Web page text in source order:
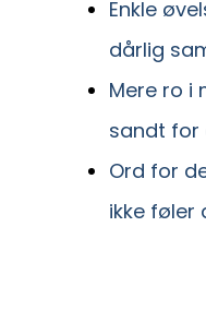
Enkle
dårlig
Mere ro i
sandt for
Ord for
ikke føler